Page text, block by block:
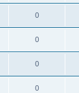
0
0
0
0